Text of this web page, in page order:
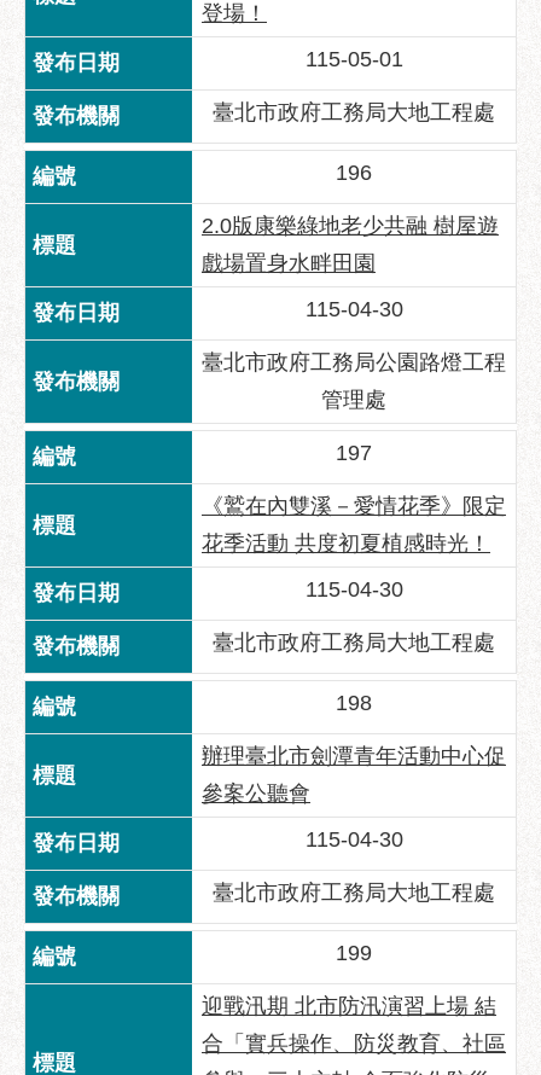
登場！
115-05-01
臺北市政府工務局大地工程處
196
2.0版康樂綠地老少共融 樹屋遊
戲場置身水畔田園
115-04-30
臺北市政府工務局公園路燈工程
管理處
197
《鷲在內雙溪－愛情花季》限定
花季活動 共度初夏植感時光！
115-04-30
臺北市政府工務局大地工程處
198
辦理臺北市劍潭青年活動中心促
參案公聽會
115-04-30
臺北市政府工務局大地工程處
199
迎戰汛期 北市防汛演習上場 結
合「實兵操作、防災教育、社區